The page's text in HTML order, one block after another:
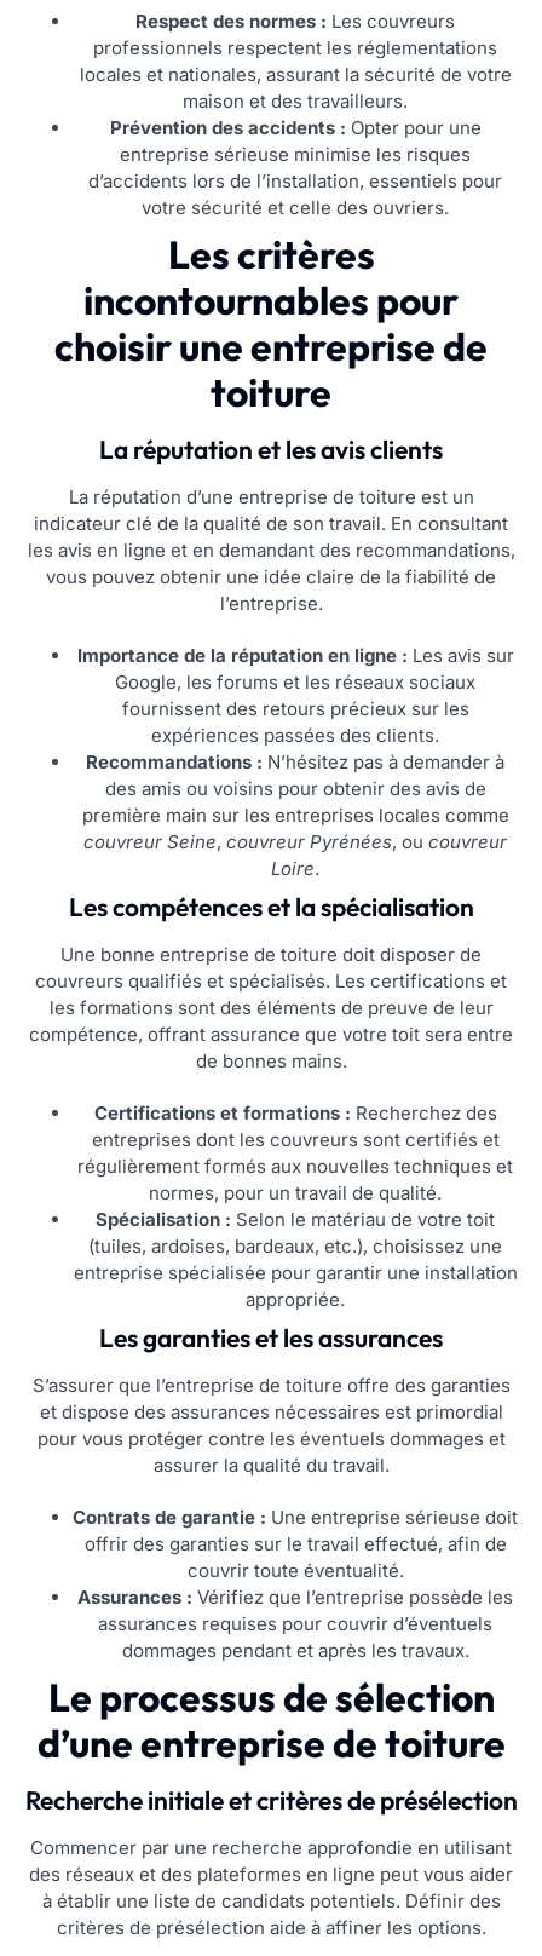
Respect des normes : Les couvreurs
professionnels respectent les réglementations
locales et nationales, assurant la sécurité de votre
maison et des travailleurs.
Prévention des accidents : Opter pour une
entreprise sérieuse minimise les risques
d’accidents lors de l’installation, essentiels pour
votre sécurité et celle des ouvriers.
Les critères
incontournables pour
choisir une entreprise de
toiture
La réputation et les avis clients
La réputation d’une entreprise de toiture est un
indicateur clé de la qualité de son travail. En consultant
les avis en ligne et en demandant des recommandations,
vous pouvez obtenir une idée claire de la fiabilité de
l’entreprise.
Importance de la réputation en ligne : Les avis sur
Google, les forums et les réseaux sociaux
fournissent des retours précieux sur les
expériences passées des clients.
Recommandations : N’hésitez pas à demander à
des amis ou voisins pour obtenir des avis de
première main sur les entreprises locales comme
couvreur Seine, couvreur Pyrénées, ou couvreur
Loire.
Les compétences et la spécialisation
Une bonne entreprise de toiture doit disposer de
couvreurs qualifiés et spécialisés. Les certifications et
les formations sont des éléments de preuve de leur
compétence, offrant assurance que votre toit sera entre
de bonnes mains.
Certifications et formations : Recherchez des
entreprises dont les couvreurs sont certifiés et
régulièrement formés aux nouvelles techniques et
normes, pour un travail de qualité.
Spécialisation : Selon le matériau de votre toit
(tuiles, ardoises, bardeaux, etc.), choisissez une
entreprise spécialisée pour garantir une installation
appropriée.
Les garanties et les assurances
S’assurer que l’entreprise de toiture offre des garanties
et dispose des assurances nécessaires est primordial
pour vous protéger contre les éventuels dommages et
assurer la qualité du travail.
Contrats de garantie : Une entreprise sérieuse doit
offrir des garanties sur le travail effectué, afin de
couvrir toute éventualité.
Assurances : Vérifiez que l’entreprise possède les
assurances requises pour couvrir d’éventuels
dommages pendant et après les travaux.
Le processus de sélection
d’une entreprise de toiture
Recherche initiale et critères de présélection
Commencer par une recherche approfondie en utilisant
des réseaux et des plateformes en ligne peut vous aider
à établir une liste de candidats potentiels. Définir des
critères de présélection aide à affiner les options.